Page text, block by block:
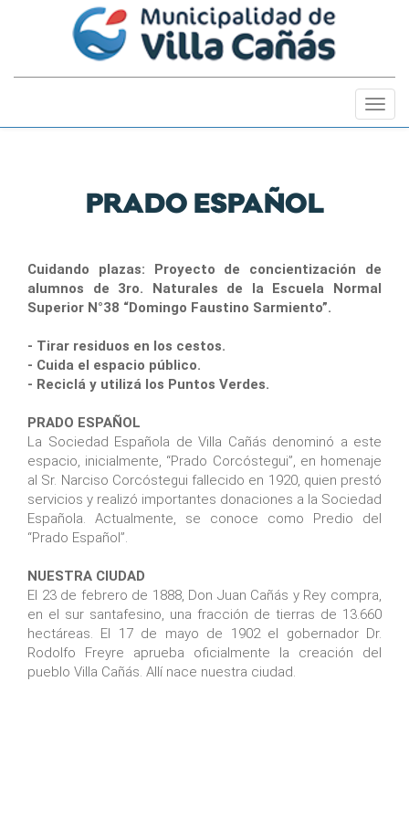
PRADO ESPAÑOL
Cuidando plazas: Proyecto de concientización de
alumnos de 3ro. Naturales de la Escuela Normal
Superior N°38 “Domingo Faustino Sarmiento”.
- Tirar residuos en los cestos.
- Cuida el espacio público.
- Reciclá y utilizá los Puntos Verdes.
PRADO ESPAÑOL
La Sociedad Española de Villa Cañás denominó a este
espacio, inicialmente, “Prado Corcóstegui”, en homenaje
al Sr. Narciso Corcóstegui fallecido en 1920, quien prestó
servicios y realizó importantes donaciones a la Sociedad
Española. Actualmente, se conoce como Predio del
“Prado Español”.
NUESTRA CIUDAD
El 23 de febrero de 1888, Don Juan Cañás y Rey compra,
en el sur santafesino, una fracción de tierras de 13.660
hectáreas. El 17 de mayo de 1902 el gobernador Dr.
Rodolfo Freyre aprueba oficialmente la creación del
pueblo Villa Cañás. Allí nace nuestra ciudad.